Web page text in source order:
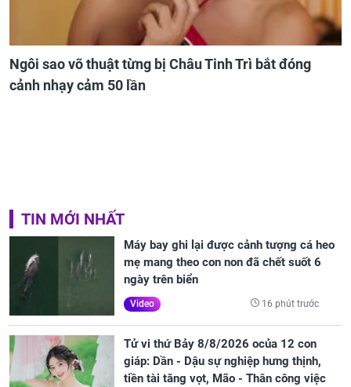
Ngôi sao võ thuật từng bị Châu Tinh Trì bắt đóng
cảnh nhạy cảm 50 lần
TIN MỚI NHẤT
Máy bay ghi lại được cảnh tượng cá heo
mẹ mang theo con non đã chết suốt 6
ngày trên biển
Video 16 phút trước
Tử vi thứ Bảy 8/8/2026 ocủa 12 con
giáp: Dần - Dậu sự nghiệp hưng thịnh,
tiền tài tăng vọt, Mão - Thân công việc